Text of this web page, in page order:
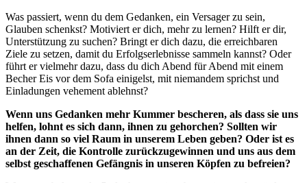
Was passiert, wenn du dem Gedanken, ein Versager zu sein,
Glauben schenkst? Motiviert er dich, mehr zu lernen? Hilft er dir,
Unterstützung zu suchen? Bringt er dich dazu, die erreichbaren
Ziele zu setzen, damit du Erfolgserlebnisse sammeln kannst? Oder
führt er vielmehr dazu, dass du dich Abend für Abend mit einem
Becher Eis vor dem Sofa einigelst, mit niemandem sprichst und
Einladungen vehement ablehnst?
Wenn uns Gedanken mehr Kummer bescheren, als dass sie uns
helfen, lohnt es sich dann, ihnen zu gehorchen? Sollten wir
ihnen dann so viel Raum in unserem Leben geben? Oder ist es
an der Zeit, die Kontrolle zurückzugewinnen und uns aus dem
selbst geschaffenen Gefängnis in unseren Köpfen zu befreien?